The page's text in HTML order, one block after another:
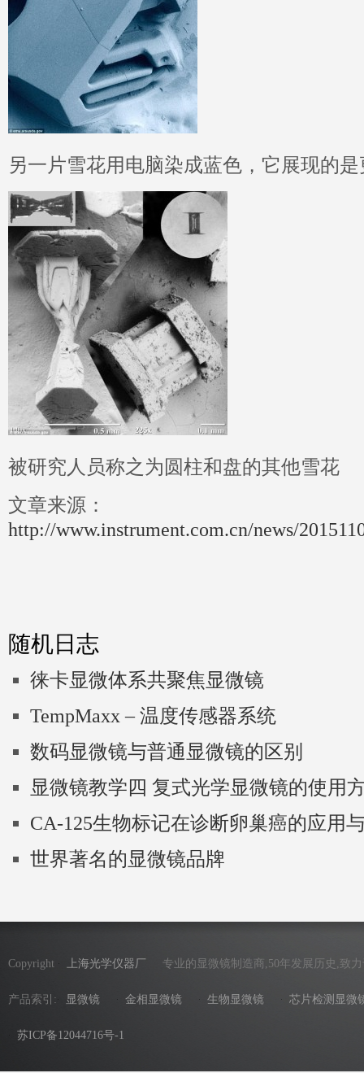
另一片雪花用电脑染成蓝色，它展现的
被研究人员称之为圆柱和盘的其他雪花
文章来源：
http://www.instrument.com.cn/news/
随机日志
徕卡显微体系共聚焦显微镜
TempMaxx – 温度传感器系统
数码显微镜与普通显微镜的区别
显微镜教学四 复式光学显微镜的使用
CA-125生物标记在诊断卵巢癌的应用
世界著名的显微镜品牌
Copyright 上海光学仪器厂 专业的显微镜制造商,50年发展历史,致
产品索引: 显微镜 金相显微镜 生物显微镜 芯片检测显微
苏ICP备12044716号-1